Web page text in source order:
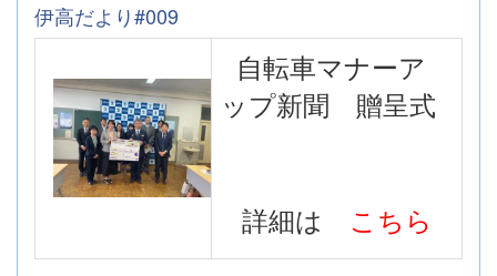
伊高だより#009
自転車マナーア
ップ新聞 贈呈式
詳細は こちら